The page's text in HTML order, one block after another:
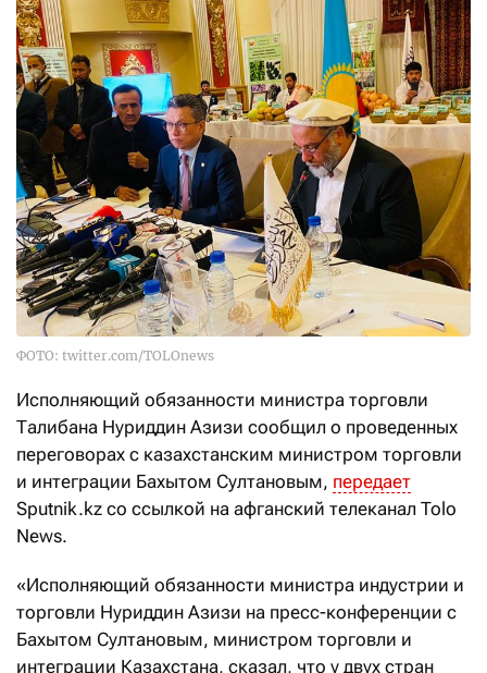
ФОТО: twitter.com/TOLOnews
Исполняющий обязанности министра торговли
Талибана Нуриддин Азизи сообщил о проведенных
переговорах с казахстанским министром торговли
и интеграции Бахытом Султановым, передает
Sputnik.kz со ссылкой на афганский телеканал Tolo
News.
«Исполняющий обязанности министра индустрии и
торговли Нуриддин Азизи на пресс-конференции с
Бахытом Султановым, министром торговли и
интеграции Казахстана, сказал, что у двух стран